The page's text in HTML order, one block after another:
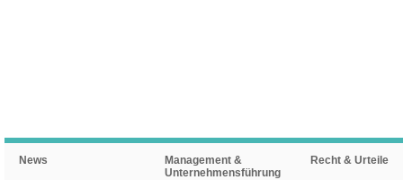
News
Management &
Unternehmensführung
Recht & Urteile